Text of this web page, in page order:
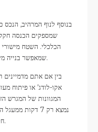
בנוסף לנוף המרהיב, הנכס
שמספקים הכנסה
הכלכלי. השטח
שמאפשר בנייה מיידית עבור מגורים או שימוש מסחרי.
בין אם אתם מדמיינים
אקו-לודג’ או פיתוח
המגוונות של המגרש
נמצא רק 7 דקות
חיבור מצוין לתושבים ולתיירים כאחד.